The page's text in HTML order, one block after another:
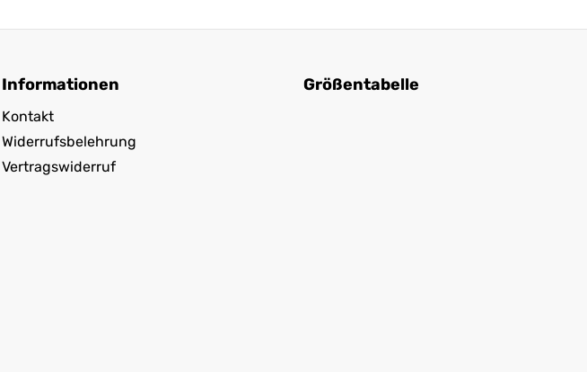
Informationen
Kontakt
Widerrufsbelehrung
Vertragswiderruf
Größentabelle